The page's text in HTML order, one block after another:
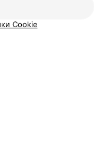
Cookie